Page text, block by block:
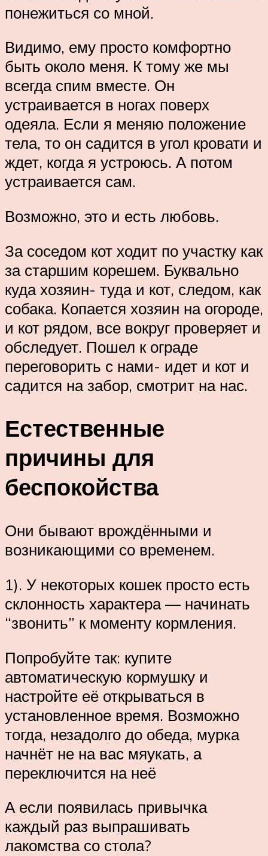
понежиться со мной.
Видимо, ему просто комфортно
быть около меня. К тому же мы
всегда спим вместе. Он
устраивается в ногах поверх
одеяла. Если я меняю положение
тела, то он садится в угол кровати и
ждет, когда я устроюсь. А потом
устраивается сам.
Возможно, это и есть любовь.
За соседом кот ходит по участку как
за старшим корешем. Буквально
куда хозяин- туда и кот, следом, как
собака. Копается хозяин на огороде,
и кот рядом, все вокруг проверяет и
обследует. Пошел к ограде
переговорить с нами- идет и кот и
садится на забор, смотрит на нас.
Естественные
причины для
беспокойства
Они бывают врождёнными и
возникающими со временем.
1). У некоторых кошек просто есть
склонность характера — начинать
“звонить” к моменту кормления.
Попробуйте так: купите
автоматическую кормушку и
настройте её открываться в
установленное время. Возможно
тогда, незадолго до обеда, мурка
начнёт не на вас мяукать, а
переключится на неё
А если появилась привычка
каждый раз выпрашивать
лакомства со стола?